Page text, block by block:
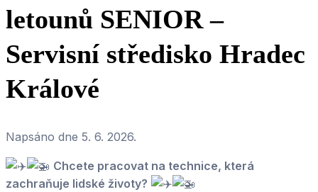
letounů SENIOR –
Servisní středisko Hradec
Králové
Napsáno dne 5. 6. 2026.
Chcete pracovat na technice, která
zachraňuje lidské životy?